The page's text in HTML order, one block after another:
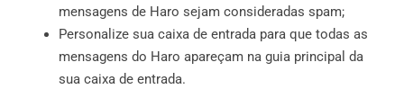
mensagens de Haro sejam consideradas spam;
Personalize sua caixa de entrada para que todas as
mensagens do Haro apareçam na guia principal da
sua caixa de entrada.